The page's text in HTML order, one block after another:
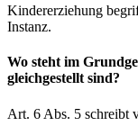
Kindererziehung
Instanz.
Wo steht im
gleichgestellt sind?
Art. 6 Abs. 5 schreibt